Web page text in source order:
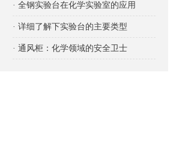
· 全钢实验台在化学实验室的应用
· 详细了解下实验台的主要类型
· 通风柜：化学领域的安全卫士